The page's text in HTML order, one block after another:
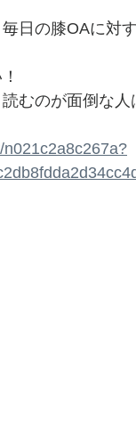
日の膝OAに対
むのが面倒な